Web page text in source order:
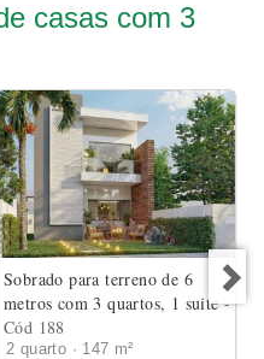
casas com 3
Sobrado para terreno de 6
metros com 3 quartos, 1 suite-
Cód 188
2 quarto · 147 m²